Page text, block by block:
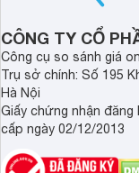
MacBook đáng cân
tân sinh viên.
CÔNG TY CỔ
Công cụ so sánh giá
Trụ sở chính: Số 195
Hà Nội
Giấy chứng nhận đăng
cấp ngày 02/12/2013